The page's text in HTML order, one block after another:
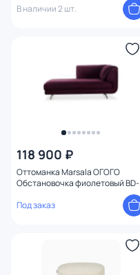
В наличии 2 шт.
118 900 ₽
Оттоманка Marsala ОГОГО
Обстановочка фиолетовый BD-
Под заказ